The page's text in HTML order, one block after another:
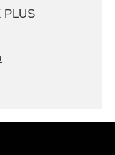
PLUS